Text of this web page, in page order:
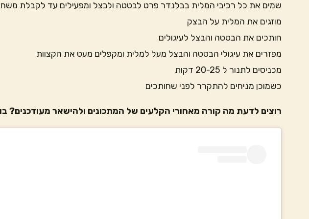
שמים את כל רכיבי המלית בבלנדר פרט לבטטה ולבצל ומפעילים עד לקבלת
מוזגים את המלית על הבצק
חותכים את הבטטה והבצל לעיגולים
מפזרים את עיגולי הבטטה והבצל מעל למלית ומקפלים מעט את הקצוות
מכניסים לתנור ל 20-25 דקות
כשמוכן מניחים להתקרר לפני שחותכים
רוצים לדעת מה קורה מאחורי הקלעים של המתכונים ולהישאר מעודכנים?